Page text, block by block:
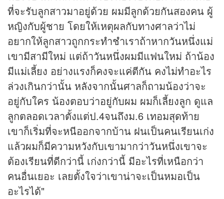
ที่จะรับลูกสาวมาอยู่ด้วย ผมมีลูกด้วยกันสองคน ผู้
หญิงกับผู้ชาย โดยให้เหตุผลกับทางศาลว่าไม่
อยากให้ลูกสาวถูกกระทำชำเราถ้าหากวันหนึ่งแม่
เขามีสามีใหม่ แต่ถ้าวันหนึ่งผมมีแฟนใหม่ ถ้าน้อง
มีแม่เลี้ยง อย่างแรงก็คงจะแค่ตีกัน คงไม่ทำอะไร
ล่วงเกินกว่านั้น หลังจากนั้นศาลก็ถามน้องว่าจะ
อยู่กับใคร น้องตอบว่าอยู่กับผม ผมก็เลี้ยงลูก ดูแล
ลูกตลอดเวลาตั้งแต่ป.4จนถึงม.6 เทอมสุดท้าย
เขาก็เริ่มที่จะหนีออกจากบ้าน ฝนเป็นคนเรียนเก่ง
แล้วผมก็มีความหวังกับเขามากว่าวันหนึ่งเขาจะ
ต้องเรียนที่ดีกว่านี้ เก่งกว่านี้ มีอะไรที่เหนือกว่า
คนอื่นเยอะ เลยตั้งใจว่าเขาน่าจะเป็นหมอเป็น
อะไรได้"